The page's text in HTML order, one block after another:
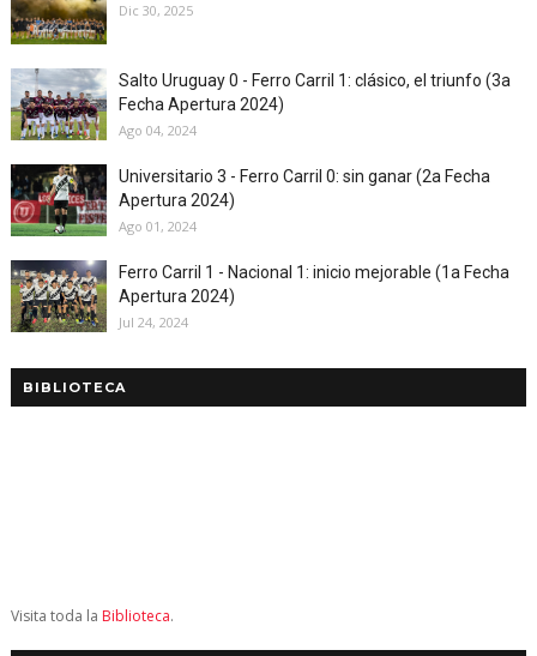
Dic 30, 2025
Salto Uruguay 0 - Ferro Carril 1: clásico, el triunfo (3a
Fecha Apertura 2024)
Ago 04, 2024
Universitario 3 - Ferro Carril 0: sin ganar (2a Fecha
Apertura 2024)
Ago 01, 2024
Ferro Carril 1 - Nacional 1: inicio mejorable (1a Fecha
Apertura 2024)
Jul 24, 2024
BIBLIOTECA
Visita toda la Biblioteca.